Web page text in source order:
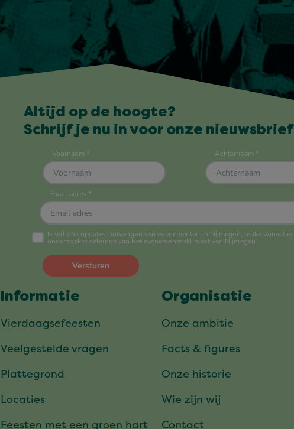
Altijd op de hoogte?
Schrijf je nu in voor onze
Informatie
Vierdaagsefeesten
Veelgestelde vragen
Plattegrond
Locaties
Feesten met een groen hart
Organisatie
Onze ambitie
Facts & figures
Onze historie
Wie zijn wij
Contact